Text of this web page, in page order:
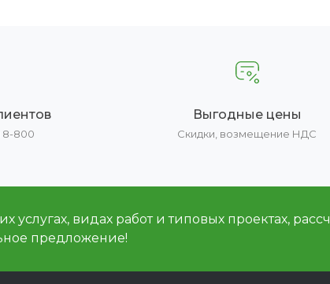
8-800
Выгодные цены
Скидки, возмещение НДС
видах работ и типовых проектах,
предложение!